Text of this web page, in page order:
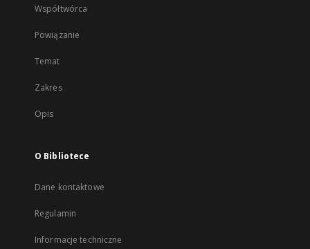
Współtwórca
Powiązanie
Temat
Zakres
Opis
O Bibliotece
Dane kontaktowe
Regulamin
Informacje techniczne